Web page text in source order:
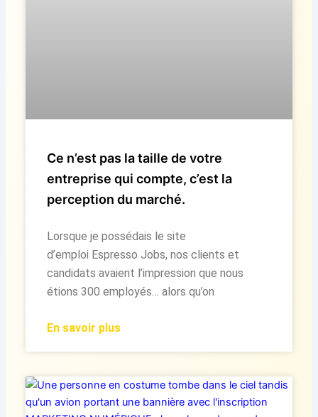
Ce n’est pas la taille de votre
entreprise qui compte, c’est la
perception du marché.
Lorsque je possédais le site
d’emploi Espresso Jobs, nos clients et
candidats avaient l’impression que nous
étions 300 employés… alors qu’on
En savoir plus